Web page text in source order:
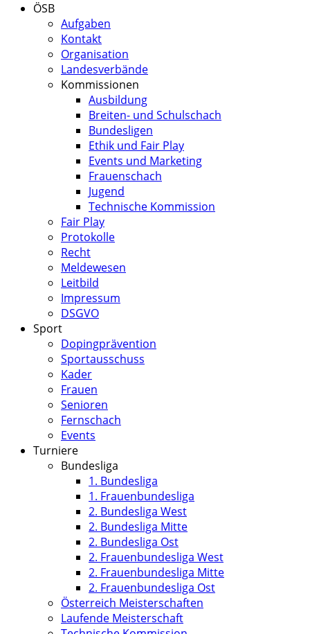
ÖSB
Aufgaben
Kontakt
Organisation
Landesverbände
Kommissionen
Ausbildung
Breiten- und Schulschach
Bundesligen
Ethik und Fair Play
Events und Marketing
Frauenschach
Jugend
Technische Kommission
Fair Play
Protokolle
Recht
Meldewesen
Leitbild
Impressum
DSGVO
Sport
Dopingprävention
Sportausschuss
Kader
Frauen
Senioren
Fernschach
Events
Turniere
Bundesliga
1. Bundesliga
1. Frauenbundesliga
2. Bundesliga West
2. Bundesliga Mitte
2. Bundesliga Ost
2. Frauenbundesliga West
2. Frauenbundesliga Mitte
2. Frauenbundesliga Ost
Österreich Meisterschaften
Laufende Meisterschaft